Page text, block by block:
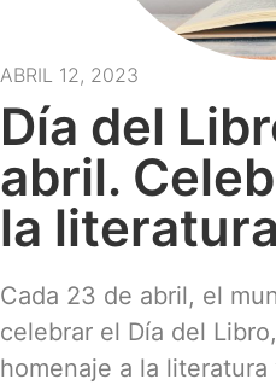
ABRIL 12, 2023
Día del
abril.
la
Cada 23 de abril, el
celebrar el Día del
homenaje a la